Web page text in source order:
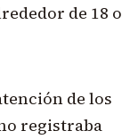
de 18 o
de los
registraba